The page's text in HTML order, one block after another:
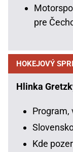
pre
HOKEJOVÝ
Hlinka
Program,
Kde